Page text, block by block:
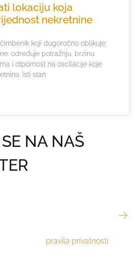
lokaciju koja
nekretnine
koji dugoročno oblikuje
određuje potražnju, brzinu
i otpornost na oscilacije koje
Isti stan
NA NAŠ
prihvaćam pravila privatnosti